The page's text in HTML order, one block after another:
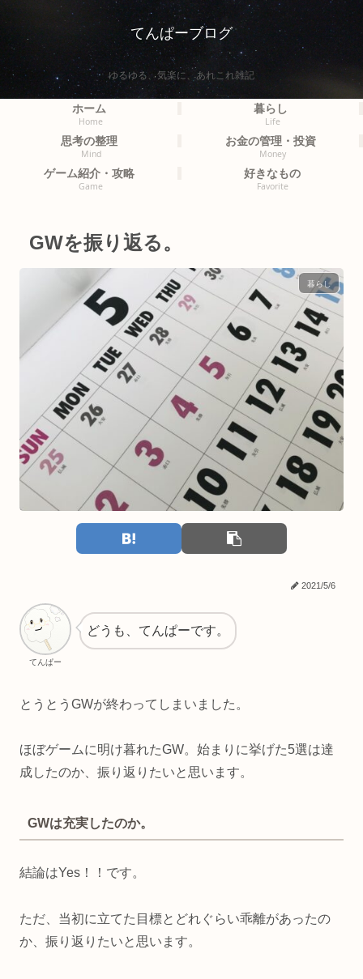
てんぱーブログ
ゆるゆる、気楽に、あれこれ雑記
ホーム
Home
暮らし
Life
思考の整理
Mind
お金の管理・投資
Money
ゲーム紹介・攻略
Game
好きなもの
Favorite
GWを振り返る。
暮らし
2021/5/6
てんぱー
どうも、てんぱーです。
とうとうGWが終わってしまいました。
ほぼゲームに明け暮れたGW。始まりに挙げた5選は達
成したのか、振り返りたいと思います。
GWは充実したのか。
結論はYes！！です。
ただ、当初に立てた目標とどれぐらい乖離があったの
か、振り返りたいと思います。